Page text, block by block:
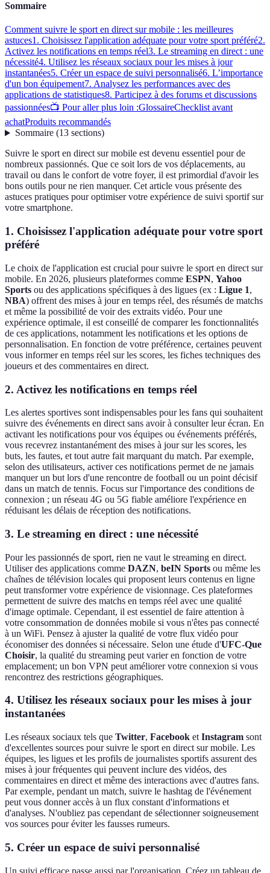
Sommaire
Comment suivre le sport en direct sur mobile : les meilleures
astuces1. Choisissez l'application adéquate pour votre sport préféré2.
Activez les notifications en temps réel3. Le streaming en direct : une
nécessité4. Utilisez les réseaux sociaux pour les mises à jour
instantanées5. Créer un espace de suivi personnalisé6. L’importance
d'un bon équipement7. Analysez les performances avec des
applications de statistiques8. Participez à des forums et discussions
passionnées📺 Pour aller plus loin :GlossaireChecklist avant
achatProduits recommandés
Sommaire(13 sections)
Suivre le sport en direct sur mobile est devenu essentiel pour de
nombreux passionnés. Que ce soit lors de vos déplacements, au
travail ou dans le confort de votre foyer, il est primordial d'avoir les
bons outils pour ne rien manquer. Cet article vous présente des
astuces pratiques pour optimiser votre expérience de suivi sportif sur
votre smartphone.
1. Choisissez l'application adéquate pour votre sport
préféré
Le choix de l'application est crucial pour suivre le sport en direct sur
mobile. En 2026, plusieurs plateformes comme ESPN, Yahoo
Sports ou des applications spécifiques à des ligues (ex : Ligue 1,
NBA) offrent des mises à jour en temps réel, des résumés de matchs
et même la possibilité de voir des extraits vidéo. Pour une
expérience optimale, il est conseillé de comparer les fonctionnalités
de ces applications, notamment les notifications et les options de
personnalisation. En fonction de votre préférence, certaines peuvent
vous informer en temps réel sur les scores, les fiches techniques des
joueurs et des commentaires en direct.
2. Activez les notifications en temps réel
Les alertes sportives sont indispensables pour les fans qui souhaitent
suivre des événements en direct sans avoir à consulter leur écran. En
activant les notifications pour vos équipes ou événements préférés,
vous recevrez instantanément des mises à jour sur les scores, les
buts, les fautes, et tout autre fait marquant du match. Par exemple,
selon des utilisateurs, activer ces notifications permet de ne jamais
manquer un but lors d'une rencontre de football ou un point décisif
dans un match de tennis. Focus sur l'importance des conditions de
connexion ; un réseau 4G ou 5G fiable améliore l'expérience en
réduisant les délais de réception des notifications.
3. Le streaming en direct : une nécessité
Pour les passionnés de sport, rien ne vaut le streaming en direct.
Utiliser des applications comme DAZN, beIN Sports ou même les
chaînes de télévision locales qui proposent leurs contenus en ligne
peut transformer votre expérience de visionnage. Ces plateformes
permettent de suivre des matchs en temps réel avec une qualité
d'image optimale. Cependant, il est essentiel de faire attention à
votre consommation de données mobile si vous n'êtes pas connecté
à un WiFi. Pensez à ajuster la qualité de votre flux vidéo pour
économiser des données si nécessaire. Selon une étude d'UFC-Que
Choisir, la qualité du streaming peut varier en fonction de votre
emplacement; un bon VPN peut améliorer votre connexion si vous
rencontrez des restrictions géographiques.
4. Utilisez les réseaux sociaux pour les mises à jour
instantanées
Les réseaux sociaux tels que Twitter, Facebook et Instagram sont
d'excellentes sources pour suivre le sport en direct sur mobile. Les
équipes, les ligues et les profils de journalistes sportifs assurent des
mises à jour fréquentes qui peuvent inclure des vidéos, des
commentaires en direct et même des interactions avec d'autres fans.
Par exemple, pendant un match, suivre le hashtag de l'événement
peut vous donner accès à un flux constant d'informations et
d'analyses. N'oubliez pas cependant de sélectionner soigneusement
vos sources pour éviter les fausses rumeurs.
5. Créer un espace de suivi personnalisé
Un suivi efficace passe aussi par l'organisation. Créez un tableau de